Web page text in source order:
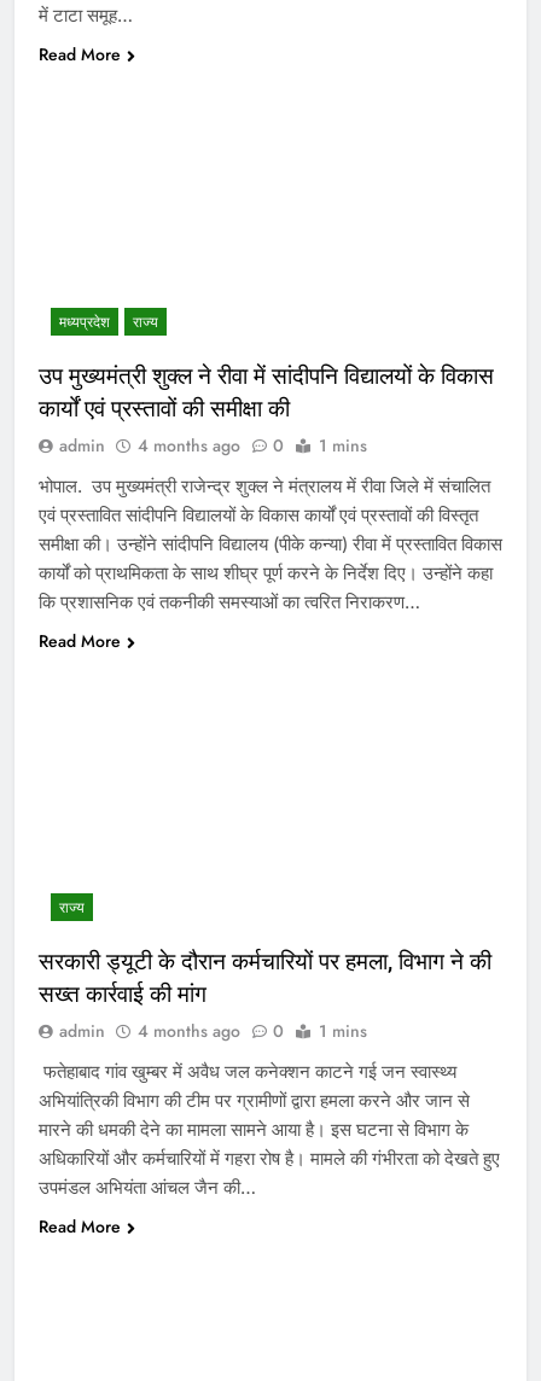
में टाटा समूह…
Read More
मध्‍यप्रदेश राज्य
उप मुख्यमंत्री शुक्ल ने रीवा में सांदीपनि विद्यालयों के विकास
कार्यों एवं प्रस्तावों की समीक्षा की
admin 4 months ago 0 1 mins
भोपाल. उप मुख्यमंत्री राजेन्द्र शुक्ल ने मंत्रालय में रीवा जिले में संचालित
एवं प्रस्तावित सांदीपनि विद्यालयों के विकास कार्यों एवं प्रस्तावों की विस्तृत
समीक्षा की। उन्होंने सांदीपनि विद्यालय (पीके कन्या) रीवा में प्रस्तावित विकास
कार्यों को प्राथमिकता के साथ शीघ्र पूर्ण करने के निर्देश दिए। उन्होंने कहा
कि प्रशासनिक एवं तकनीकी समस्याओं का त्वरित निराकरण…
Read More
राज्य
सरकारी ड्यूटी के दौरान कर्मचारियों पर हमला, विभाग ने की
सख्त कार्रवाई की मांग
admin 4 months ago 0 1 mins
फतेहाबाद गांव खुम्बर में अवैध जल कनेक्शन काटने गई जन स्वास्थ्य
अभियांत्रिकी विभाग की टीम पर ग्रामीणों द्वारा हमला करने और जान से
मारने की धमकी देने का मामला सामने आया है। इस घटना से विभाग के
अधिकारियों और कर्मचारियों में गहरा रोष है। मामले की गंभीरता को देखते हुए
उपमंडल अभियंता आंचल जैन की…
Read More